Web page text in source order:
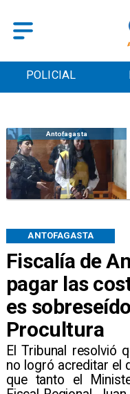
POLICIAL
Fiscalía de
pagar las
es
Procultura
El Tribunal resolvió
no logró acreditar el
que tanto el
ANTOFAGASTA
Regional